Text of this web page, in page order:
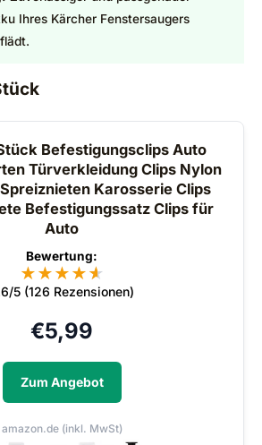
Ihres Kärcher Fenstersaugers
Befestigungsclips Auto
Türverkleidung Clips Nylon
Karosserie Clips
Befestigungssatz Clips für
Auto
Bewertung:
★★★★★
★
5 (126 Rezensionen)
€5,99
Zum Angebot
amazon.de (inkl. MwSt)